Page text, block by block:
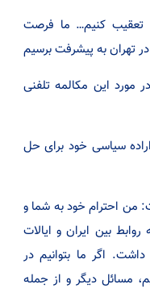
تعقیب کنیم… ما فرصت
تهران به پیشرفت برسیم
مورد این مکالمه تلفنی
سیاسی خود برای حل
من احترام خود به شما و
بین ایران و ایالات
اگر ما بتوانیم در
مسائل دیگر و از جمله